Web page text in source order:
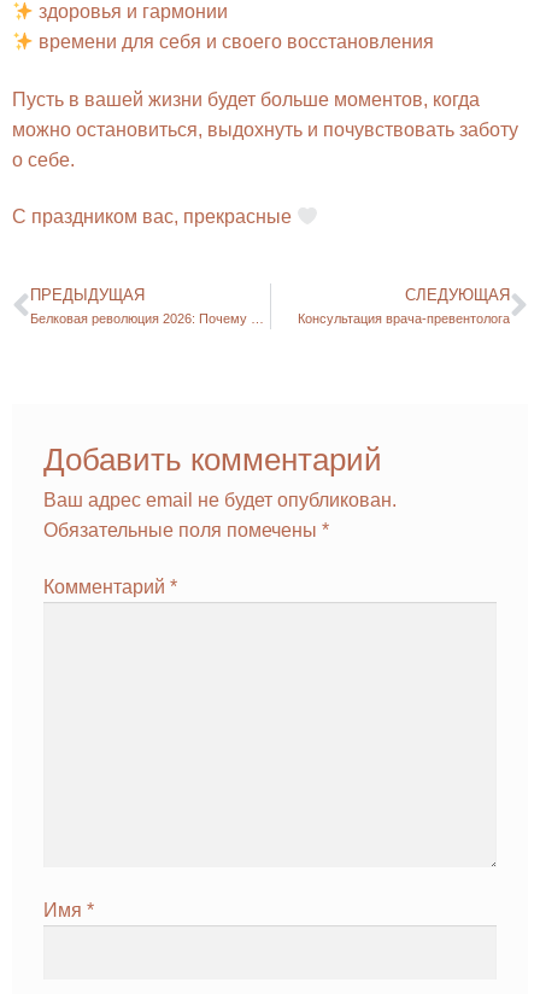
здоровья и гармонии
времени для себя и своего восстановления
Пусть в вашей жизни будет больше моментов, когда
можно остановиться, выдохнуть и почувствовать заботу
о себе.
С праздником вас, прекрасные
ПРЕДЫДУЩАЯ СЛЕДУЮЩАЯ
Консультация врача-превентолога
Добавить комментарий
Ваш адрес email не будет опубликован.
Обязательные поля помечены *
Комментарий *
Имя *